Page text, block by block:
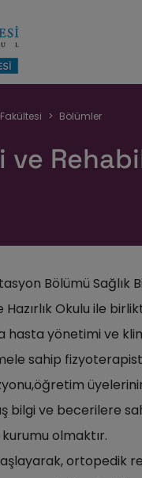
Bölümler
ve
Bölümü Sağlık
Okulu ile
hasta yönetimi ve
sahip
bilgi ve becerilere
olmaktır.